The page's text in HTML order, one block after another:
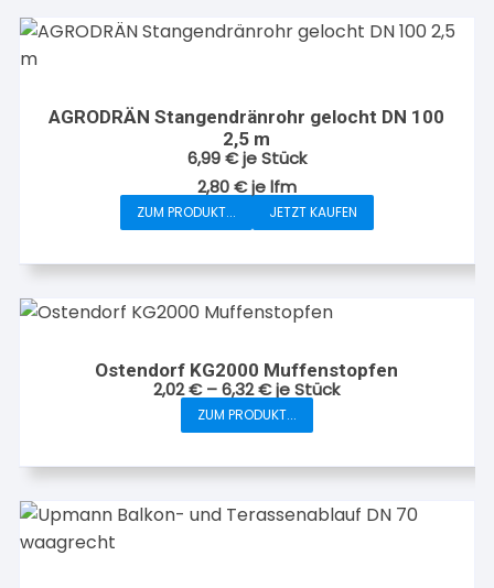
AGRODRÄN Stangendränrohr gelocht DN 100
2,5 m
6,99€je Stück
2,80€jelfm
ZUM PRODUKT... JETZT KAUFEN
Ostendorf KG2000 Muffenstopfen
2,02€–6,32€je Stück
ZUM PRODUKT...
Dieses
weist
mehrere